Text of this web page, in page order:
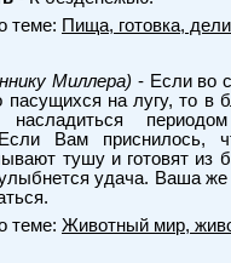
теме: Пища, готовка,
Миллера) - Если во
пасущихся на лугу, то
Если Вам приснилось,
тушу и готовят из
удача. Ваша же
теме: Животный мир,